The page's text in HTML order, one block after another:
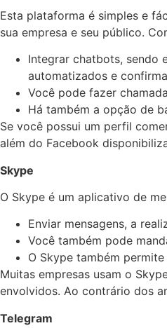
Esta plataforma é simples e
sua empresa e seu público.
Integrar chatbots, sendo
automatizados e
Você pode fazer
Há também a opção de
Se você possui um perfil
além do Facebook
Skype
O Skype é um aplicativo de
Enviar mensagens, a
Você também pode
O Skype também
Muitas empresas usam o
envolvidos. Ao contrário dos
Telegram